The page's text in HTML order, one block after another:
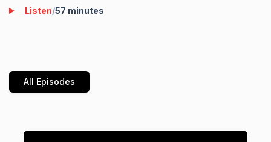
Listen/57 minutes
All Episodes